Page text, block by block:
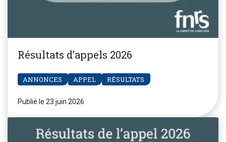
Résultats d’appels 2026
ANNONCES APPEL RÉSULTATS
Publié le 23 juin 2026